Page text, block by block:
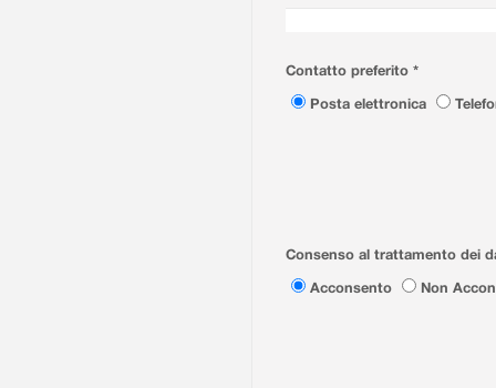
Contatto preferito *
Posta elettronica
Consenso al trattamento dei
Acconsento
Non